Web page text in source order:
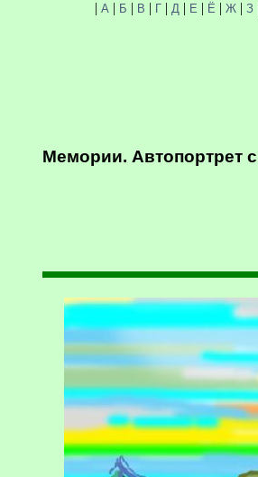
| А | Б | В | Г| Д | Е | Ё | Ж| З|
Мемории. Автопортрет